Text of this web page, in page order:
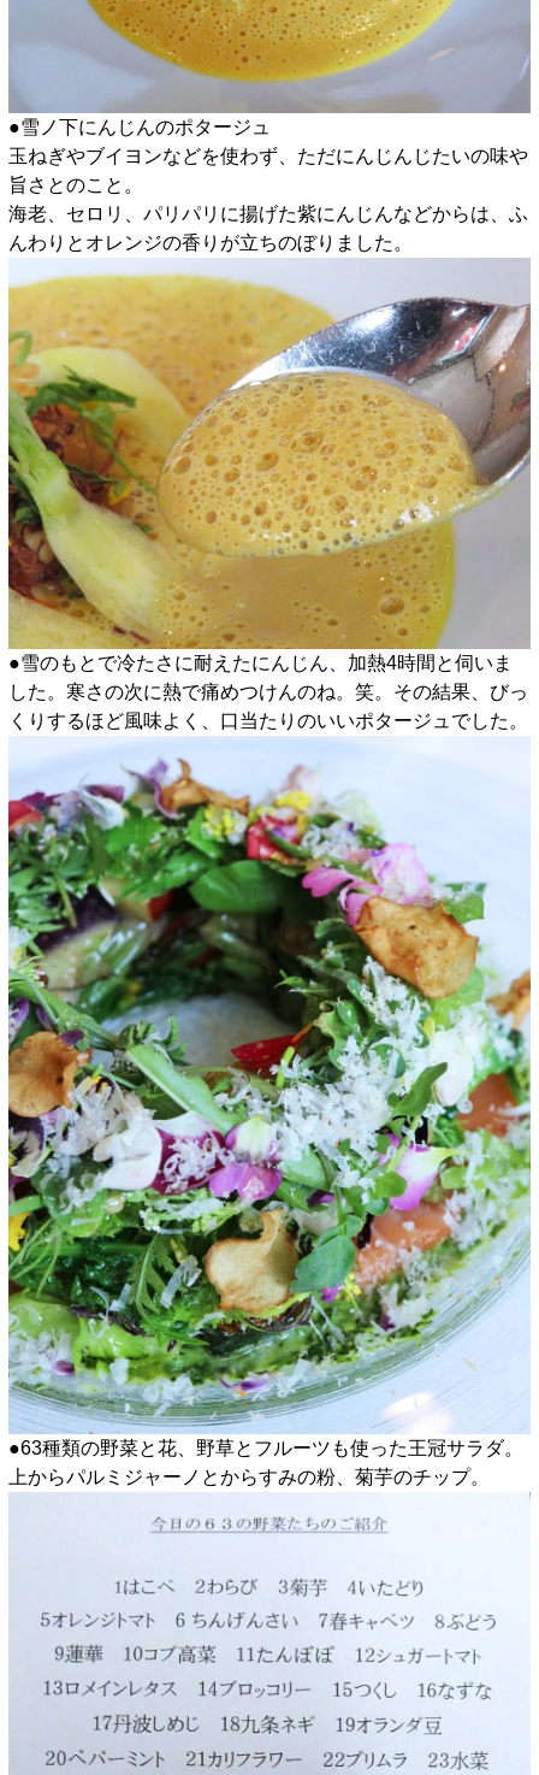
●雪ノ下にんじんのポタージュ
玉ねぎやブイヨンなどを使わず、ただにんじんじたいの味や
旨さとのこと。
海老、セロリ、パリパリに揚げた紫にんじんなどからは、ふ
んわりとオレンジの香りが立ちのぼりました。
●雪のもとで冷たさに耐えたにんじん、加熱4時間と伺いま
した。寒さの次に熱で痛めつけんのね。笑。その結果、びっ
くりするほど風味よく、口当たりのいいポタージュでした。
●63種類の野菜と花、野草とフルーツも使った王冠サラダ。
上からパルミジャーノとからすみの粉、菊芋のチップ。